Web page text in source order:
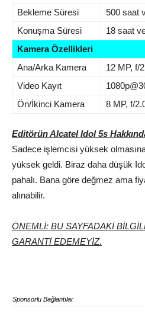
Bekleme Süresi
500 saat
Konuşma Süresi
18 saat
Kamera Özellikleri
Ana/Arka Kamera
12 MP, f/
Video Kayıt
Ön/İkinci Kamera
8 MP, f/
Editörün Alcatel Idol 5s
Sadece işlemcisi yüksek
yüksek geldi. Biraz daha düşük
pahalı. Bana göre değmez ama
alınabilir.
ÖNEMLİ: BU SAYFADAKİ
GARANTİ EDEMEYİZ.
Sponsorlu Bağlantılar